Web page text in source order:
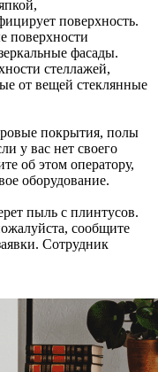
поверхность.
поверхности
фасады.
стеллажей,
от вещей стеклянные
покрытия, полы
у вас нет своего
об этом оператору,
оборудование.
пыль с плинтусов.
сообщите
Сотрудник